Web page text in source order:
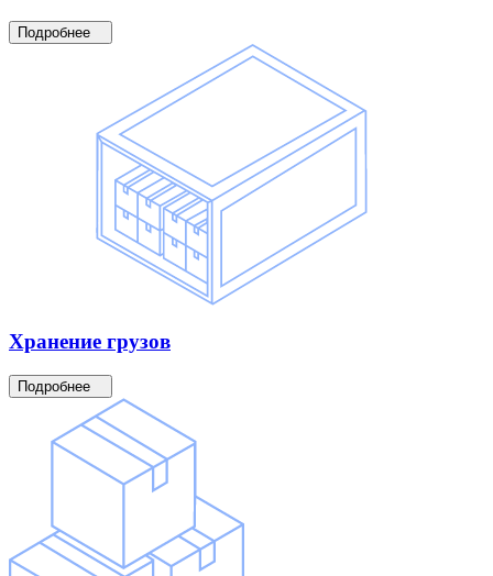
Подробнее
Хранение грузов
Подробнее